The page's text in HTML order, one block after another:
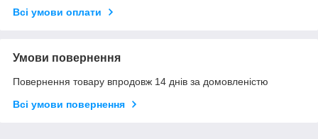
Всі умови оплати
Умови повернення
Повернення товару впродовж 14 днів за домовленістю
Всі умови повернення